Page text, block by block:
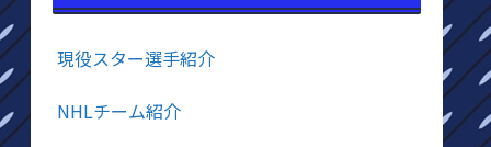
現役スター選手紹介
NHLチーム紹介